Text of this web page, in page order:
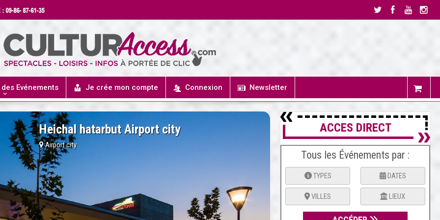
Evénements Je crée mon compte Connexion Newsletter
Heichal hatarbut Airport city
Airport city
ACCES DIRECT
Tous les Événements par :
TYPES DATES
VILLES LIEUX